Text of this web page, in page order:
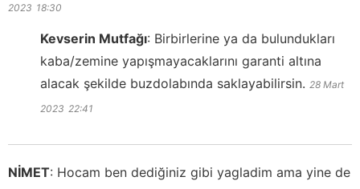
2023 18:30
Kevserin Mutfağı: Birbirlerine ya da bulundukları
kaba/zemine yapışmayacaklarını garanti altına
alacak şekilde buzdolabında saklayabilirsin. 28 Mart
2023 22:41
NİMET: Hocam ben dediğiniz gibi yagladim ama yine de